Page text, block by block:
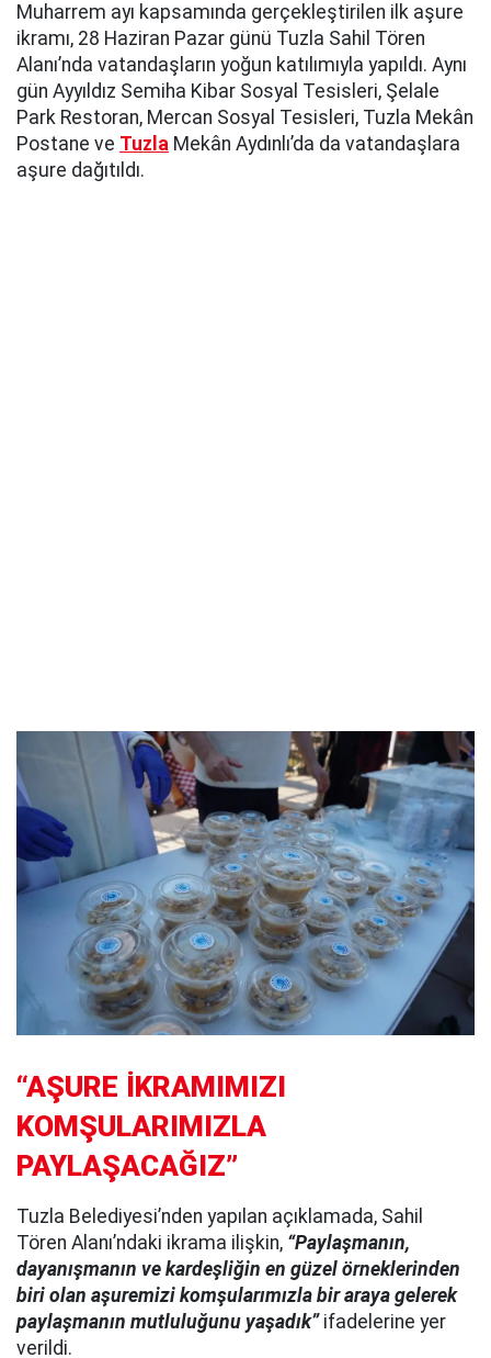
Muharrem ayı kapsamında gerçekleştirilen ilk aşure
ikramı, 28 Haziran Pazar günü Tuzla Sahil Tören
Alanı’nda vatandaşların yoğun katılımıyla yapıldı. Aynı
gün Ayyıldız Semiha Kibar Sosyal Tesisleri, Şelale
Park Restoran, Mercan Sosyal Tesisleri, Tuzla Mekân
Postane ve Tuzla Mekân Aydınlı’da da vatandaşlara
aşure dağıtıldı.
“AŞURE İKRAMIMIZI
KOMŞULARIMIZLA
PAYLAŞACAĞIZ”
Tuzla Belediyesi’nden yapılan açıklamada, Sahil
Tören Alanı’ndaki ikrama ilişkin, “Paylaşmanın,
dayanışmanın ve kardeşliğin en güzel örneklerinden
biri olan aşuremizi komşularımızla bir araya gelerek
paylaşmanın mutluluğunu yaşadık”ifadelerine yer
verildi.